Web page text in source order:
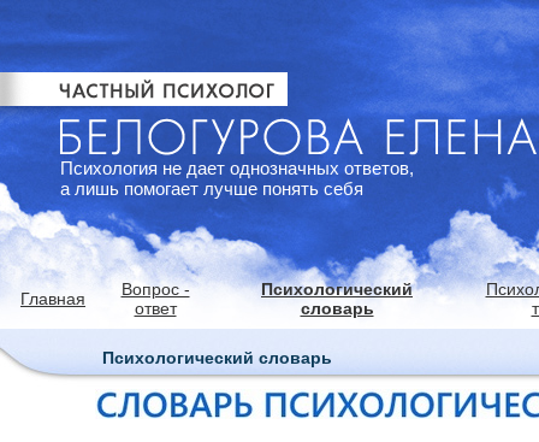
Психология не дает однозначных ответов,
а лишь помогает лучше понять себя
Главная
Вопрос -
ответ
Психологический
словарь
Психологический словарь